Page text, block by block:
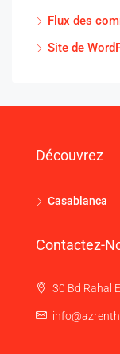
Flux des
Site de
Découvrez
Casablanca
Contactez-
30 Bd Rahal